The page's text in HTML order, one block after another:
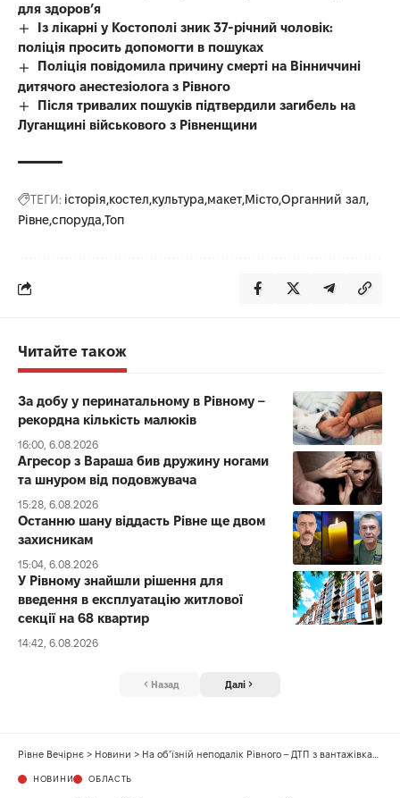
для здоров’я
Із лікарні у Костополі зник 37-річний чоловік:
поліція просить допомогти в пошуках
Поліція повідомила причину смерті на Вінниччині
дитячого анестезіолога з Рівного
Після тривалих пошуків підтвердили загибель на
Луганщині військового з Рівненщини
ТЕГИ: історія костел культура макет МістоОрганний зал
Рівнеспоруда Топ
Читайте також
За добу у перинатальному в Рівному –
рекордна кількість малюків
16:00, 6.08.2026
Агресор з Вараша бив дружину ногами
та шнуром від подовжувача
15:28, 6.08.2026
Останню шану віддасть Рівне ще двом
захисникам
15:04, 6.08.2026
У Рівному знайшли рішення для
введення в експлуатацію житлової
секції на 68 квартир
14:42, 6.08.2026
Назад Далі
Рівне Вечірнє > Новини > На об’їзній неподалік Рівного – ДТП з вантажівками
НОВИНИ ОБЛАСТЬ